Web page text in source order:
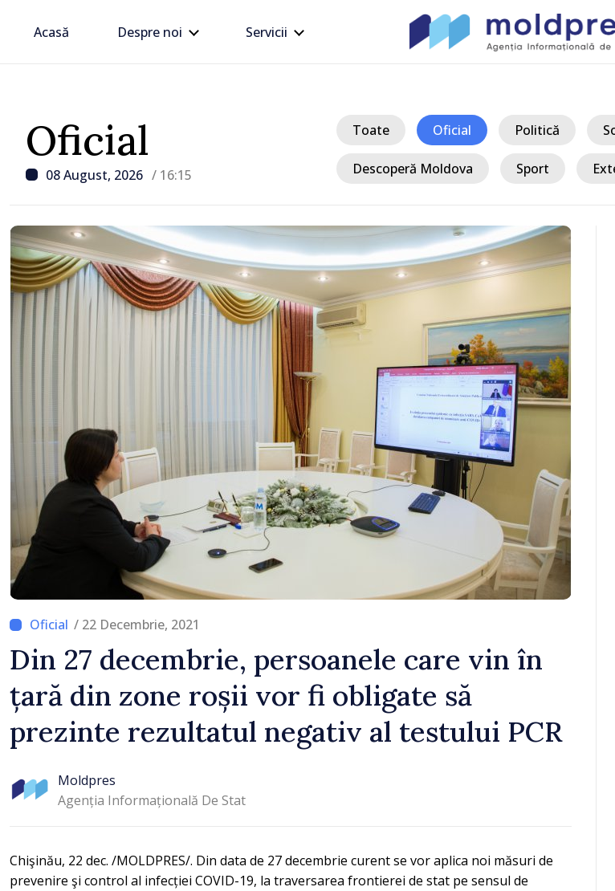
Acasă Despre noi Servicii
Oficial
08 August, 2026 / 16:15
Toate Oficial Politică
Descoperă Moldova Sport
/ 22 Decembrie, 2021
Din 27 decembrie, persoanele care vin în
țară din zone roșii vor fi obligate să
prezinte rezultatul negativ al testului PCR
Moldpres
Agenția Informațională De Stat
Chişinău, 22 dec. /MOLDPRES/. Din data de 27 decembrie curent se vor aplica noi măsuri de
prevenire şi control al infecției COVID-19, la traversarea frontierei de stat pe sensul de
/ Acum 2 ore
O dronă a intrat în Bulgaria dinspre
România și a explodat la 100 de
metri de graniță